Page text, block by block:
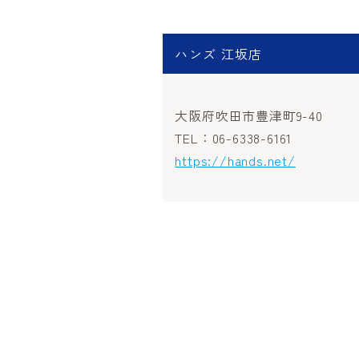
ハンズ 江坂店
大阪府吹田市豊津町9-40
TEL：06-6338-6161
https://hands.net/